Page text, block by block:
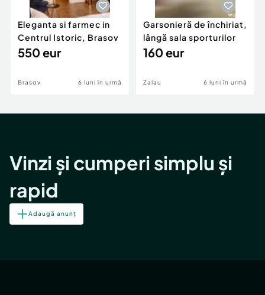
Eleganta si farmec in
Centrul Istoric, Brasov
550 eur
Brasov 6 luni în urmă
Garsonieră de închiriat,
lângă sala sporturilor
160 eur
Zalau 6 luni în urmă
Vinzi și cumperi simplu și
rapid
Adaugă anunț